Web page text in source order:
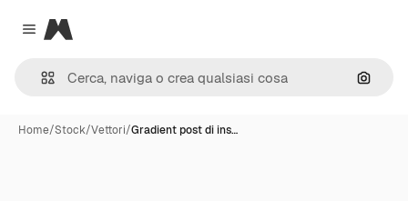
Close menu
Magnific
Cerca
Home/Stock/Vettori/Gradient post di ins…